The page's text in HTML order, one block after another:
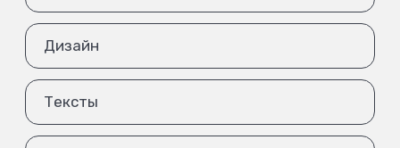
Дизайн
Тексты